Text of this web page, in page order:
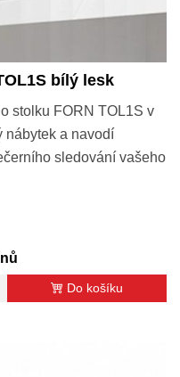
bílý lesk
stolku FORN TOL1S v
nábytek a navodí
sledování vašeho
Do košíku